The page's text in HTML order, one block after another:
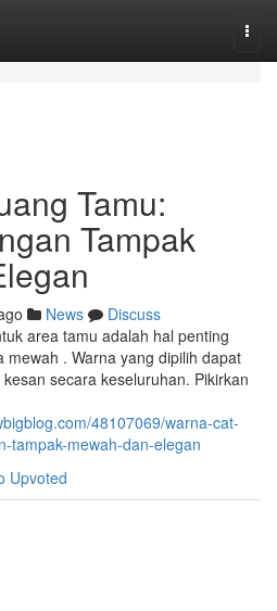
Tamu:
Tampak
News
Discuss
area tamu adalah hal penting
. Warna yang dipilih dapat
secara keseluruhan. Pikirkan
48107069/warna-cat-
tampak-mewah-dan-elegan
Upvoted